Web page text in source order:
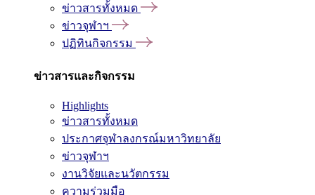
ข่าวสารทั้งหมด
ข่าวจุฬาฯ
ปฏิทินกิจกรรม
ข่าวสารและกิจกรรม
Highlights
ข่าวสารทั้งหมด
ประกาศจุฬาลงกรณ์มหาวิทยาลัย
ข่าวจุฬาฯ
งานวิจัยและนวัตกรรม
ความร่วมมือ